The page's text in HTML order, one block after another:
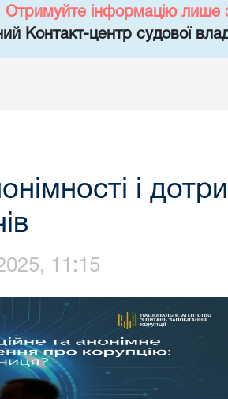
Отримуйте інформацію лише
Контакт-центр судової
і
11:15